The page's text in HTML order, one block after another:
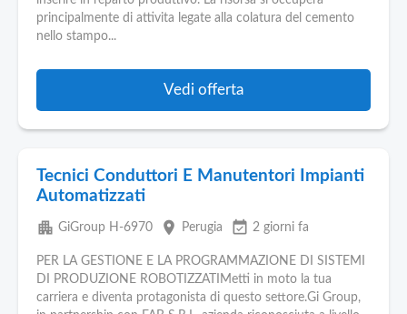
principalmente di attivita legate alla colatura del cemento
nello stampo...
Vedi offerta
Tecnici Conduttori E Manutentori Impianti
Automatizzati
apartment GiGroup H-6970 place Perugia event_available 2 giorni fa
PER LA GESTIONE E LA PROGRAMMAZIONE DI SISTEMI
DI PRODUZIONE ROBOTIZZATIMetti in moto la tua
carriera e diventa protagonista di questo settore.Gi Group,